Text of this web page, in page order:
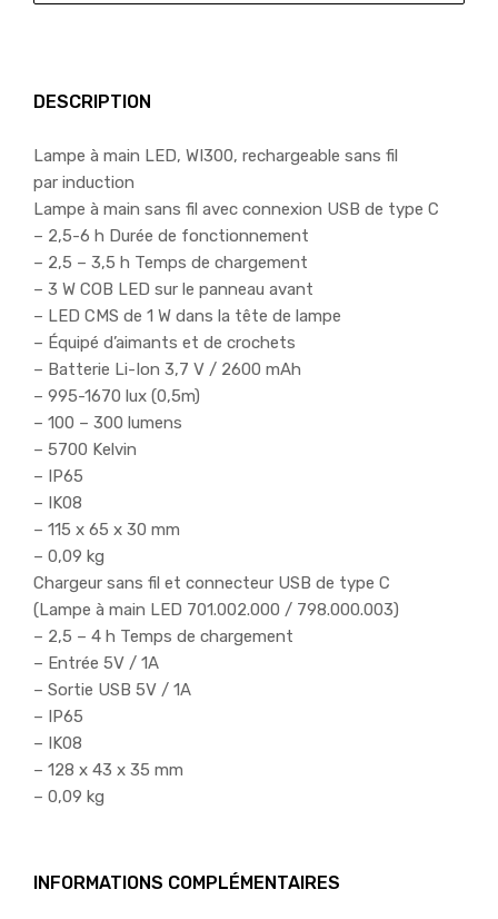
DESCRIPTION
Lampe à main LED, WI300, rechargeable sans fil
par induction
Lampe à main sans fil avec connexion USB de type C
– 2,5-6 h Durée de fonctionnement
– 2,5 – 3,5 h Temps de chargement
– 3 W COB LED sur le panneau avant
– LED CMS de 1 W dans la tête de lampe
– Équipé d’aimants et de crochets
– Batterie Li-Ion 3,7 V / 2600 mAh
– 995-1670 lux (0,5m)
– 100 – 300 lumens
– 5700 Kelvin
– IP65
– IK08
– 115 x 65 x 30 mm
– 0,09 kg
Chargeur sans fil et connecteur USB de type C
(Lampe à main LED 701.002.000 / 798.000.003)
– 2,5 – 4 h Temps de chargement
– Entrée 5V / 1A
– Sortie USB 5V / 1A
– IP65
– IK08
– 128 x 43 x 35 mm
– 0,09 kg
INFORMATIONS COMPLÉMENTAIRES